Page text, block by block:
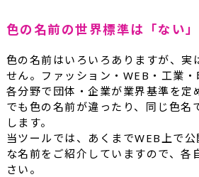
色の名前の世界標準は「ない」
色の名前はいろいろありますが、実
せん。ファッション・WEB・工業・
各分野で団体・企業が業界基準を定
でも色の名前が違ったり、同じ色名
します。
当ツールでは、あくまでWEB上で
な名前をご紹介していますので、各
さい。